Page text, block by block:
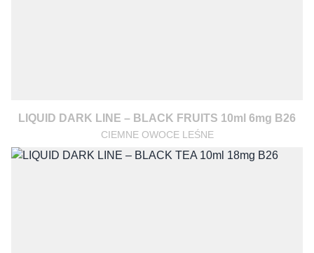
LIQUID DARK LINE – BLACK FRUITS 10ml 6mg B26
CIEMNE OWOCE LEŚNE